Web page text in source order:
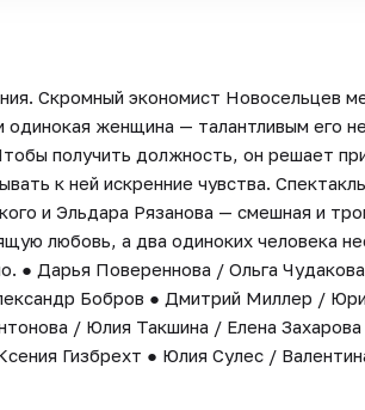
Скромный экономист Новосельцев
одинокая женщина — талантливым его
получить должность, он решает
к ней искренние чувства.
и Эльдара Рязанова — смешная и
любовь, а два одиноких человека
● Дарья Повереннова / Ольга
Бобров ● Дмитрий Миллер /
/ Юлия Такшина / Елена
Гизбрехт ● Юлия Сулес /